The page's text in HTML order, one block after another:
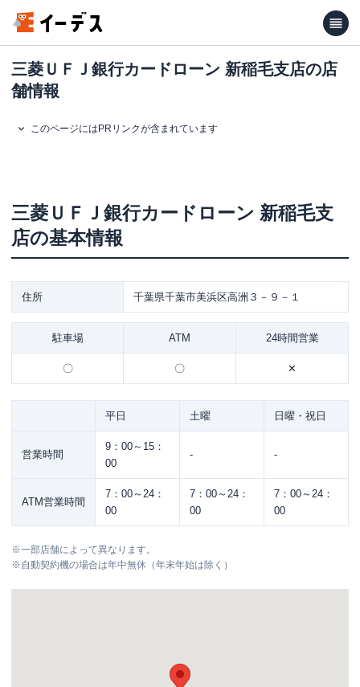
三菱ＵＦＪ銀行カードローン 新稲毛支店の店
舗情報
このページにはPRリンクが含まれています
三菱ＵＦＪ銀行カードローン 新稲毛支
店の基本情報
住所 千葉県千葉市美浜区高洲３－９－１
駐車場 ATM 24時間営業
〇 〇 ✕
平日 土曜 日曜・祝日
営業時間
9：00～15：
00
- -
ATM営業時間
7：00～24：
00
7：00～24：
00
7：00～24：
00
※一部店舗によって異なります。
※自動契約機の場合は年中無休（年末年始は除く）